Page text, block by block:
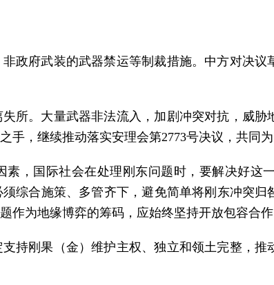
政府武装的武器禁运等制裁措施。中方对决
所。大量武器非法流入，加剧冲突对抗，威
，继续推动落实安理会第2773号决议，共同
，国际社会在处理刚东问题时，要解决好这
综合施策、多管齐下，避免简单将刚东冲突归
作为地缘博弈的筹码，应始终坚持开放包容合
持刚果（金）维护主权、独立和领土完整，